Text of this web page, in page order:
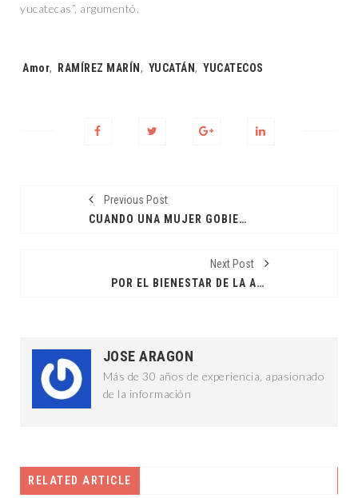
yucatecas”, argumentó.
Tags:
Amor, RAMÍREZ MARÍN , YUCATÁN, YUCATECOS
Previous Post
CUANDO UNA MUJER GOBIERNA SE ABREN BRECHAS
Next Post
POR EL BIENESTAR DE LA APICULTURA
JOSE ARAGON
Más de 30 años de experiencia, apasionado
de la información
RELATED ARTICLE